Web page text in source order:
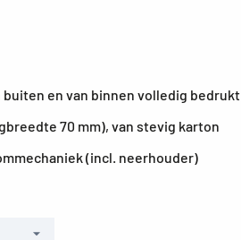
buiten en van binnen volledig bedrukt
70 mm), van stevig karton
(incl. neerhouder)